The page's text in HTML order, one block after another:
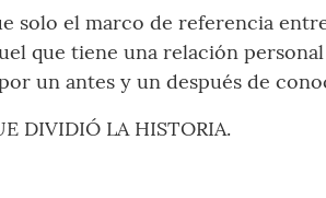
solo el marco de referencia
que tiene una relación
un antes y un después de
DIVIDIÓ LA HISTORIA.